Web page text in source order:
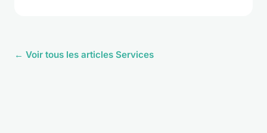
← Voir tous les articles Services